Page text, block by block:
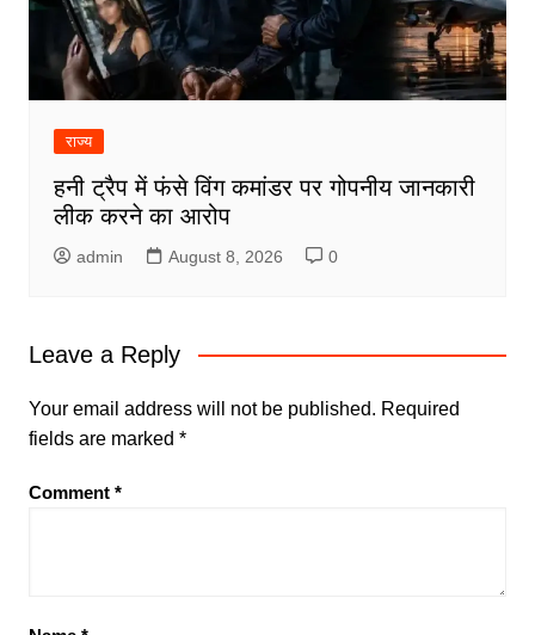
राज्य
हनी ट्रैप में फंसे विंग कमांडर पर गोपनीय जानकारी
लीक करने का आरोप
admin August 8, 2026 0
Leave a Reply
Your email address will not be published. Required
fields are marked *
Comment *